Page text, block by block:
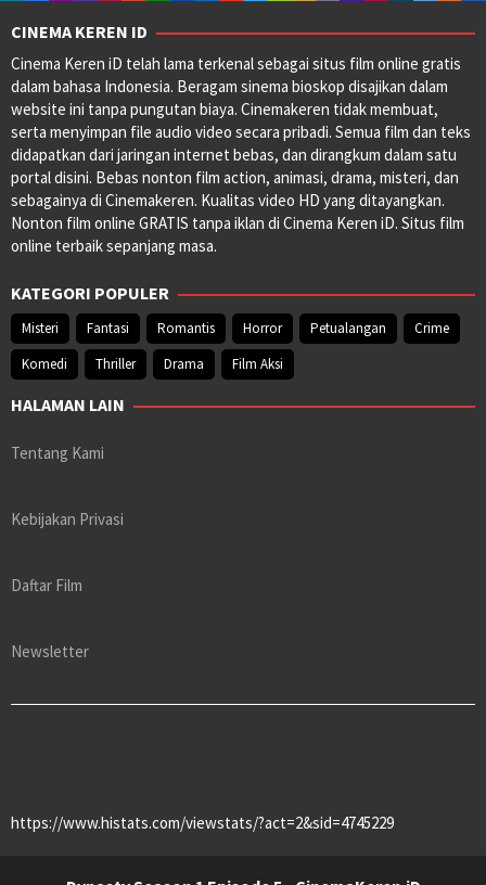
CINEMA KEREN ID
Cinema Keren iD telah lama terkenal sebagai situs film online gratis
dalam bahasa Indonesia. Beragam sinema bioskop disajikan dalam
website ini tanpa pungutan biaya. Cinemakeren tidak membuat,
serta menyimpan file audio video secara pribadi. Semua film dan teks
didapatkan dari jaringan internet bebas, dan dirangkum dalam satu
portal disini. Bebas nonton film action, animasi, drama, misteri, dan
sebagainya di Cinemakeren. Kualitas video HD yang ditayangkan.
Nonton film online GRATIS tanpa iklan di Cinema Keren iD. Situs film
online terbaik sepanjang masa.
KATEGORI POPULER
Misteri Fantasi Romantis Horror Petualangan
Crime
Komedi
Thriller Drama Film Aksi
HALAMAN LAIN
Tentang Kami
Kebijakan Privasi
Daftar Film
Newsletter
https://www.histats.com/viewstats/?act=2&sid=4745229